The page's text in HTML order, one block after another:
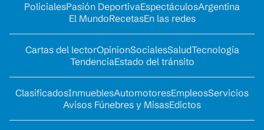
PolicialesPasión DeportivaEspectáculosArgentina
El MundoRecetasEn las redes
Cartas del lectorOpinionSocialesSaludTecnología
TendenciaEstado del tránsito
ClasificadosInmueblesAutomotoresEmpleosServicios
Avisos Fúnebres y MisasEdictos